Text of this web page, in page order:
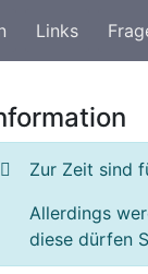
Links
Zur Zeit sind
Allerdings
diese dürfen